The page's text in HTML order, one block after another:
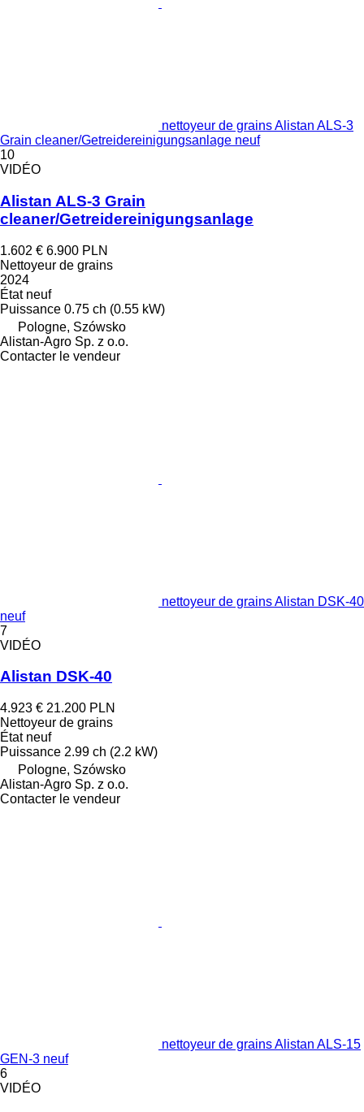
nettoyeur de grains Alistan ALS-3
Grain cleaner/Getreidereinigungsanlage neuf
10
VIDÉO
Alistan ALS-3 Grain
cleaner/Getreidereinigungsanlage
1.602 € 6.900 PLN
Nettoyeur de grains
2024
Étatneuf
Puissance 0.75 ch (0.55 kW)
Pologne, Szówsko
Alistan-Agro Sp. z o.o.
Contacter le vendeur
nettoyeur de grains Alistan DSK-40
neuf
7
VIDÉO
Alistan DSK-40
4.923 € 21.200 PLN
Nettoyeur de grains
Étatneuf
Puissance 2.99 ch (2.2 kW)
Pologne, Szówsko
Alistan-Agro Sp. z o.o.
Contacter le vendeur
nettoyeur de grains Alistan ALS-15
GEN-3 neuf
6
VIDÉO